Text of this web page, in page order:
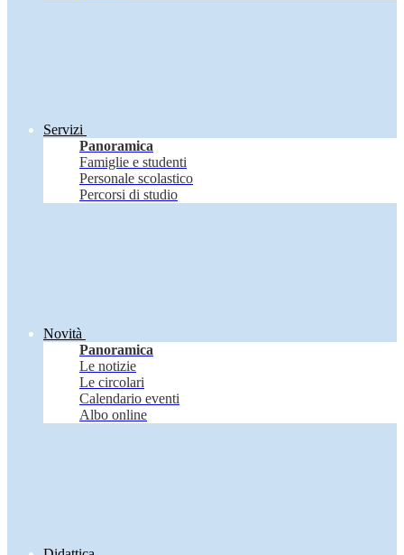
Servizi
Panoramica
Famiglie e studenti
Personale scolastico
Percorsi di studio
Novità
Panoramica
Le notizie
Le circolari
Calendario eventi
Albo online